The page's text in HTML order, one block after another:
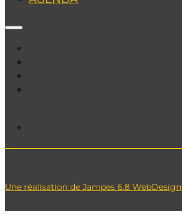
Une réalisation de Jampes 6.8 WebDesign